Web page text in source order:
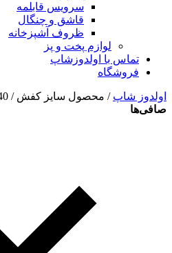
سرویس قابلمه
قاشق و چنگال
ظروف آشپزخانه
لوازم پخت و پز
تماس با اولدوزشاپ
فروشگاه
اولدوز شاپ / محصول سایز کفش / 40
صافی‌ها